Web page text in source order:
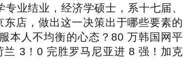
业结业，经济学硕士，系十七届、
店，做出这一决策出于哪些要素的
本人不均衡的心态？80 万韩国网平
3！0 完胜罗马尼亚进 8 强！加克